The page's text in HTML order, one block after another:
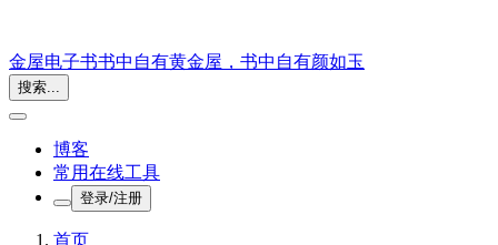
金屋电子书书中自有黄金屋，书中自有颜如玉
搜索...
博客
常用在线工具
登录/注册
首页